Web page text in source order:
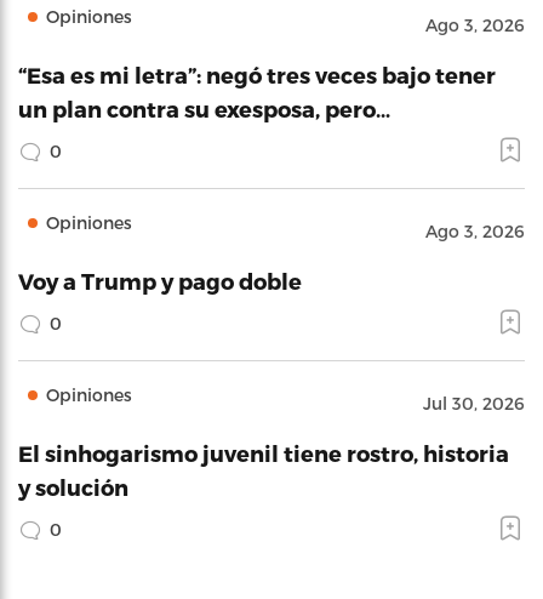
Opiniones Ago 3, 2026
“Esa es mi letra”: negó tres veces bajo tener
un plan contra su exesposa, pero…
0
Opiniones Ago 3, 2026
Voy a Trump y pago doble
0
Opiniones Jul 30, 2026
El sinhogarismo juvenil tiene rostro, historia
y solución
0